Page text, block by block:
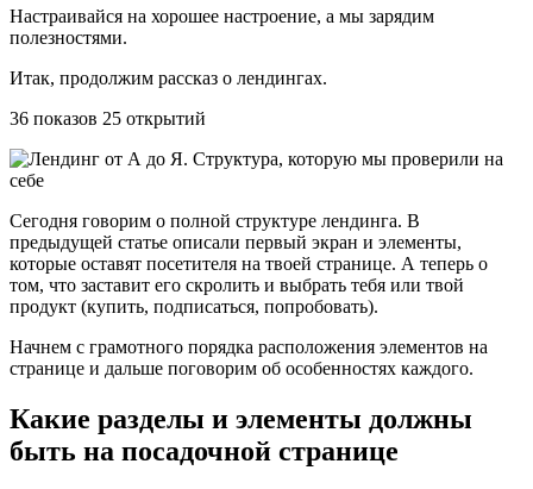
Настраивайся на хорошее настроение, а мы зарядим
полезностями.
Итак, продолжим рассказ о лендингах.
36 показов 25 открытий
Сегодня говорим о полной структуре лендинга. В
предыдущей статье описали первый экран и элементы,
которые оставят посетителя на твоей странице. А теперь о
том, что заставит его скролить и выбрать тебя или твой
продукт (купить, подписаться, попробовать).
Начнем с грамотного порядка расположения элементов на
странице и дальше поговорим об особенностях каждого.
Какие разделы и элементы должны
быть на посадочной странице